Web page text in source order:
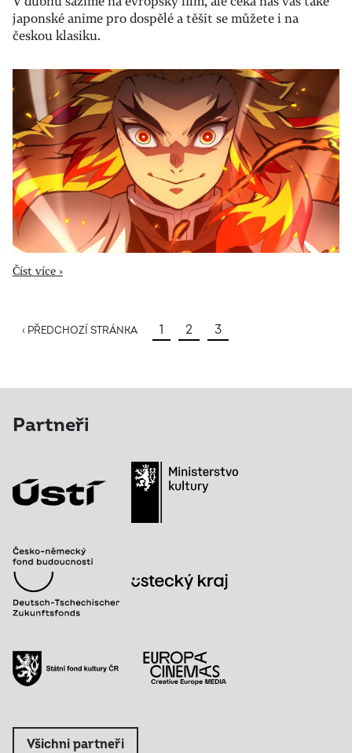
japonské anime pro dospělé a těšit se můžete i na
českou klasiku.
Číst více ›
‹ PŘEDCHOZÍ STRÁNKA 1 2 3
Partneři
Všichni partneři